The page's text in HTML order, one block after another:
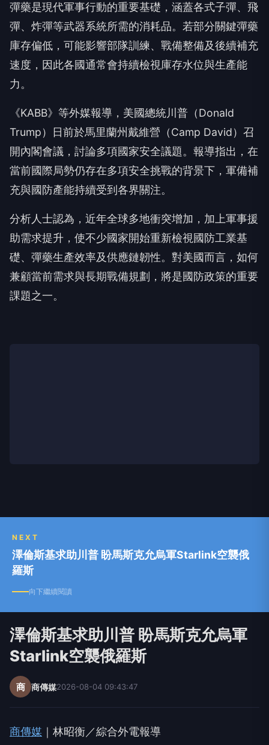
彈藥是現代軍事行動的重要基礎，涵蓋各式子彈、飛
彈、炸彈等武器系統所需的消耗品。若部分關鍵彈藥
庫存偏低，可能影響部隊訓練、戰備整備及後續補充
速度，因此各國通常會持續檢視庫存水位與生產能
力。
《KABB》等外媒報導，美國總統川普（Donald
Trump）日前於馬里蘭州戴維營（Camp David）召
開內閣會議，討論多項國家安全議題。報導指出，在
當前國際局勢仍存在多項安全挑戰的背景下，軍備補
充與國防產能持續受到各界關注。
分析人士認為，近年全球多地衝突增加，加上軍事援
助需求提升，使不少國家開始重新檢視國防工業基
礎、彈藥生產效率及供應鏈韌性。對美國而言，如何
兼顧當前需求與長期戰備規劃，將是國防政策的重要
課題之一。
NEXT
澤倫斯基求助川普 盼馬斯克允烏軍Starlink空襲俄
羅斯
向下繼續閱讀
澤倫斯基求助川普 盼馬斯克允烏軍
Starlink空襲俄羅斯
商 商傳媒2026-08-04 09:43:47
商傳媒 ｜林昭衡／綜合外電報導